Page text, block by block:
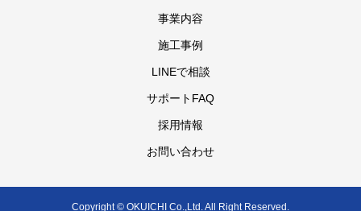
事業内容
施工事例
LINEで相談
サポートFAQ
採用情報
お問い合わせ
Copyright © OKUICHI Co.,Ltd. All Right Reserved.